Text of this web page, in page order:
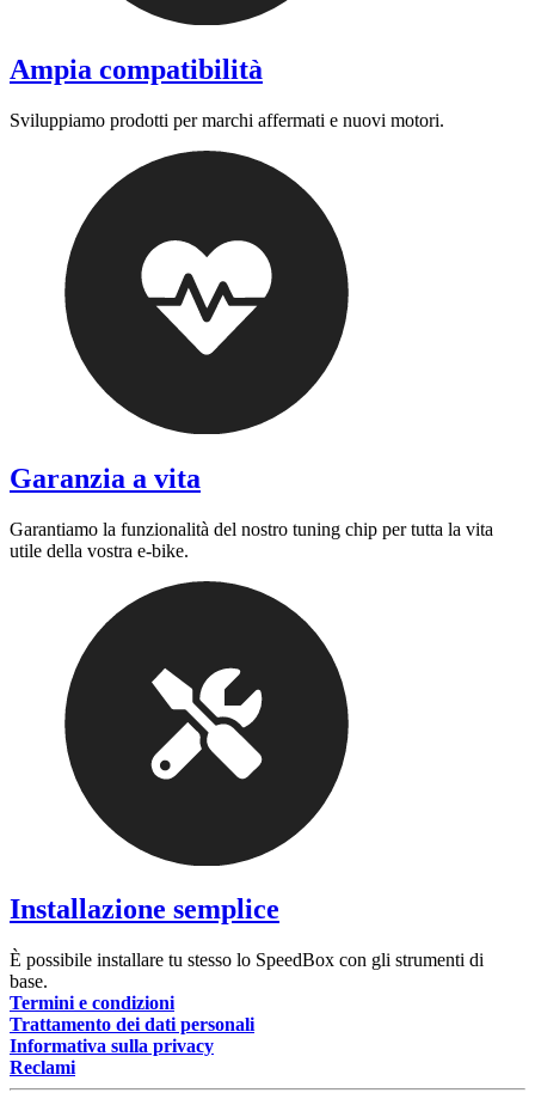
Ampia compatibilità
Sviluppiamo prodotti per marchi affermati e nuovi motori.
Garanzia a vita
Garantiamo la funzionalità del nostro tuning chip per tutta la vita
utile della vostra e-bike.
Installazione semplice
È possibile installare tu stesso lo SpeedBox con gli strumenti di
base.
Termini e condizioni
Trattamento dei dati personali
Informativa sulla privacy
Reclami